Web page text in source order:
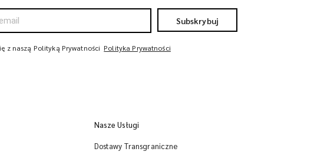
Subskrybuj
z naszą Polityką Prywatności Polityka Prywatności
Nasze Usługi
Dostawy Transgraniczne